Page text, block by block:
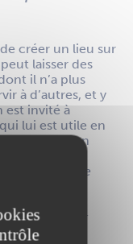
créer un lieu sur
laisser des
il n’a plus
à d’autres, et y
est invité à
lui est utile en
devenir un
de
de
des petites
pour du
ou s’ils leur
Leblanc,